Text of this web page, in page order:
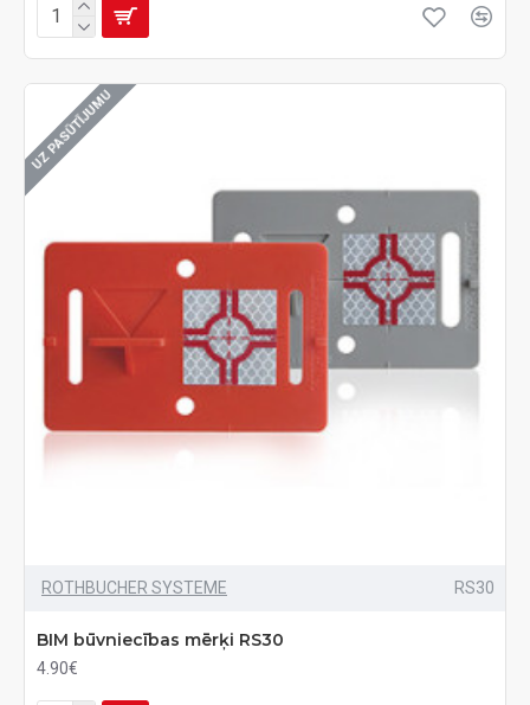
UZ PASŪTĪJUMU
ROTHBUCHER SYSTEME RS30
BIM būvniecības mērķi RS30
4.90€